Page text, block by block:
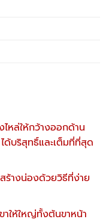
หล่ให้กว้างออกด้าน
บริสุทธิ์และเต็มที่ที่สุด
ร้างน่องด้วยวิธีที่ง่าย
ให้ใหญ่ทั้งต้นขาหน้า